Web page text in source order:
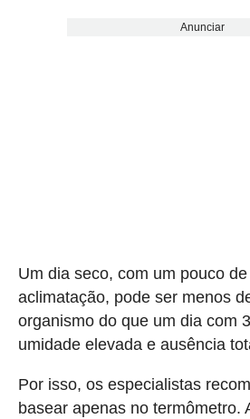
Anunciar
Um dia seco, com um pouco
aclimatação, pode ser menos
organismo do que um dia com
umidade elevada e ausência
Por isso, os especialistas
basear apenas no termômetro.